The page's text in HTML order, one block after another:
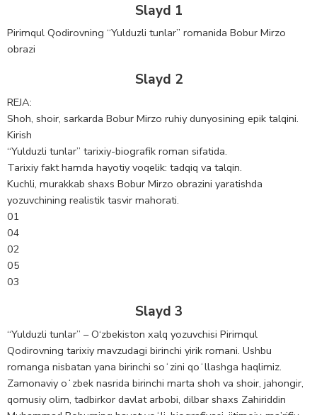
Slayd 1
Pirimqul Qodirovning “Yulduzli tunlar” romanida Bobur Mirzo
obrazi
Slayd 2
REJA:
Shoh, shoir, sarkarda Bobur Mirzo ruhiy dunyosining epik talqini.
Kirish
“Yulduzli tunlar” tarixiy-biografik roman sifatida.
Tarixiy fakt hamda hayotiy voqelik: tadqiq va talqin.
Kuchli, murakkab shaxs Bobur Mirzo obrazini yaratishda
yozuvchining realistik tasvir mahorati.
01
04
02
05
03
Slayd 3
“Yulduzli tunlar” – O‘zbekiston xalq yozuvchisi Pirimqul
Qodirovning tarixiy mavzudagi birinchi yirik romani. Ushbu
romanga nisbatan yana birinchi soʻzini qoʻllashga haqlimiz.
Zamonaviy oʻzbek nasrida birinchi marta shoh va shoir, jahongir,
qomusiy olim, tadbirkor davlat arbobi, dilbar shaxs Zahiriddin